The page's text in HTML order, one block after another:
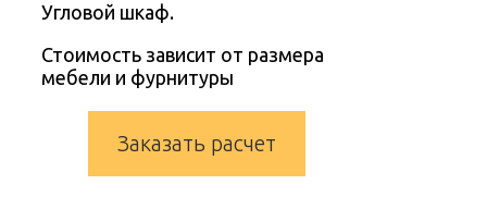
Угловой шкаф.
Стоимость зависит от размера
мебели и фурнитуры
Заказать расчет